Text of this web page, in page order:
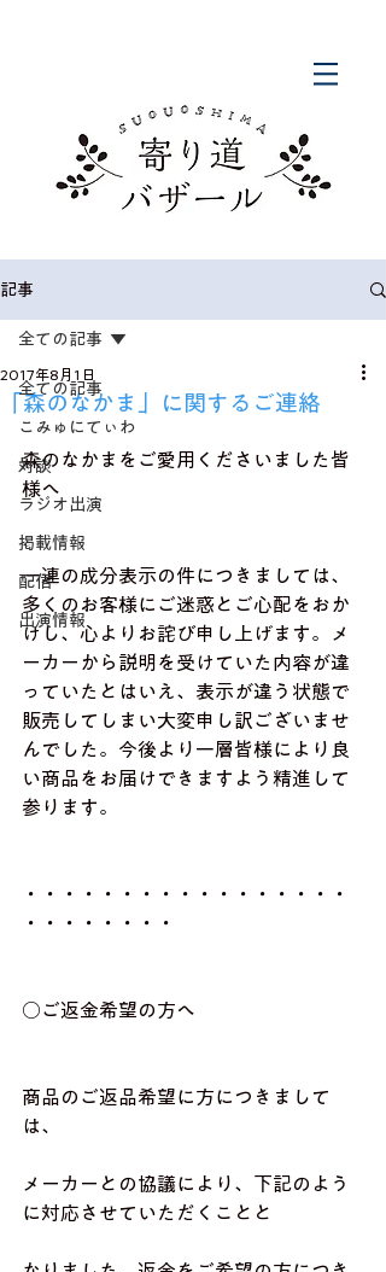
記事
全ての記事
こみゅにてぃわ
対談
ラジオ出演
掲載情報
配信
出演情報
全ての記事
「森のなかま」に関するご連絡
2017年8月1日
森のなかまをご愛用くださいました皆
様へ
一連の成分表示の件につきましては、
多くのお客様にご迷惑とご心配をおか
けし、心よりお詫び申し上げます。メ
ーカーから説明を受けていた内容が違
っていたとはいえ、表示が違う状態で
販売してしまい大変申し訳ございませ
んでした。今後より一層皆様により良
い商品をお届けできますよう精進して
参ります。
・・・・・・・・・・・・・・・・・
・・・・・・・・
○ご返金希望の方へ
商品のご返品希望に方につきまして
は、
メーカーとの協議により、下記のよう
に対応させていただくことと